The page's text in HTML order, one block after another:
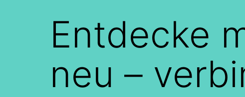
Entdecke
neu –